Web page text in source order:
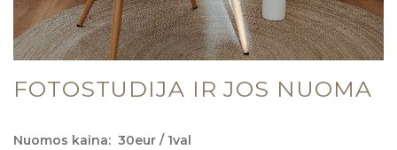
FOTOSTUDIJA IR JOS NUOMA
Nuomos kaina: 30eur / 1val